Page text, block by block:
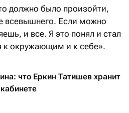
должно было произойти,
всевышнего. Если можно
и все. Я это понял и стал
к окружающим и к себе».
что Еркин Татишев хранит